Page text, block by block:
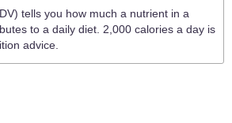
tells you how much a nutrient in a
to a daily diet. 2,000 calories a day is
advice.